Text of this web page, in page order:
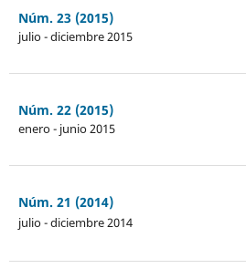
Núm. 23 (2015)
julio - diciembre 2015
Núm. 22 (2015)
enero - junio 2015
Núm. 21 (2014)
julio - diciembre 2014